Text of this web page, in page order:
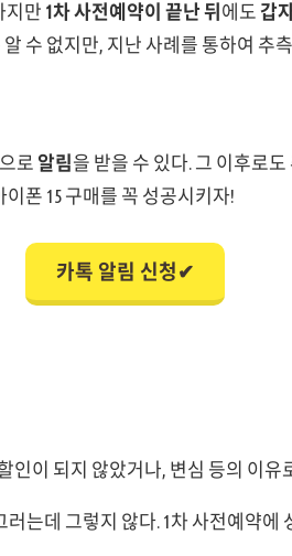
지만 1차 사전예약이 끝난 뒤 에도 갑
수 없지만, 지난 사례를 통하여 추
으로 알림을 받을 수 있다. 그 이후로
이폰 15 구매를 꼭 성공시키자!
카톡 알림 신청✔
인이 되지 않았거나, 변심 등의 이유
는데 그렇지 않다. 1차 사전예약